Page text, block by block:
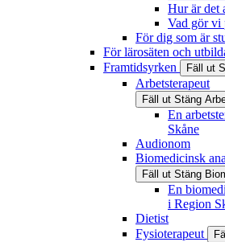
Hur är det
Vad gör vi
För dig som är
För lärosäten och
Framtidsyrken
Fäll ut
Arbetsterapeut
Fäll ut Stäng
En
Skåne
Audionom
Biomedicinsk
Fäll ut Stäng
En
i Region
Dietist
Fysioterapeut